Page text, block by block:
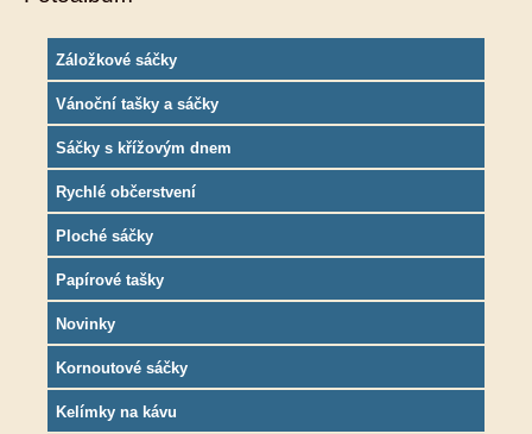
Záložkové sáčky
Vánoční tašky a sáčky
Sáčky s křížovým dnem
Rychlé občerstvení
Ploché sáčky
Papírové tašky
Novinky
Kornoutové sáčky
Kelímky na kávu